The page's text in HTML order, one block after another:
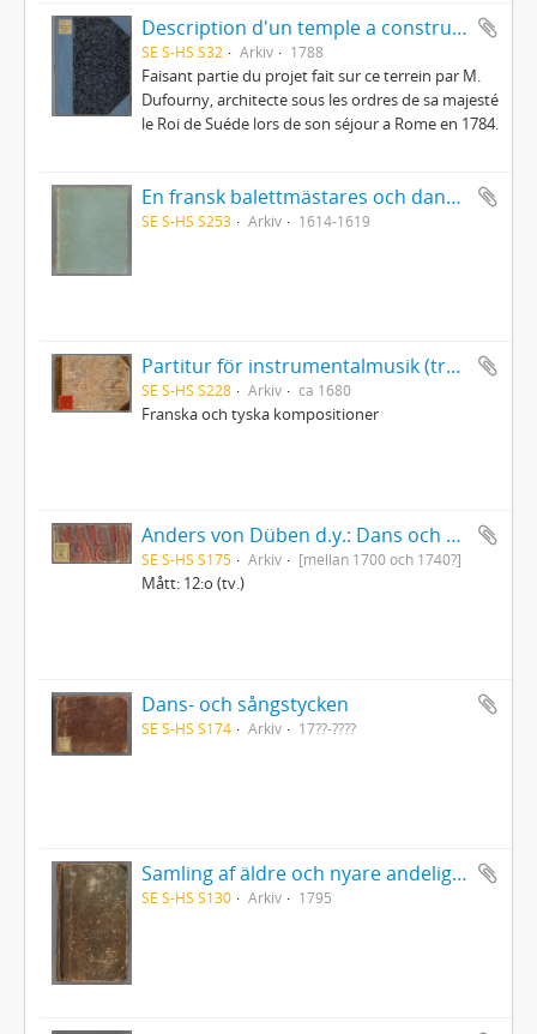
Description d'un temple a construire dans le Jardin d'Haga
SE S-HS S32 Arkiv 1788
Faisant partie du projet fait sur ce terrein par M.
Dufourny, architecte sous les ordres de sa majesté
le Roi de Suéde lors de son séjour a Rome en 1784.
En fransk balettmästares och danslärares i Bruxelles 1614-19 anteckningsbok
SE S-HS S253 Arkiv 1614-1619
Partitur för instrumentalmusik (trestämmig sättning) i tabulatur
SE S-HS S228 Arkiv ca 1680
Franska och tyska kompositioner
Anders von Düben d.y.: Dans och sångmelodier samt marscher etc., dels i gammal tabulatur, dels i fem-linjesystemets notskrift
SE S-HS S175 Arkiv [mellan 1700 och 1740?]
Mått: 12:o (tv.)
Dans- och sångstycken
SE S-HS S174 Arkiv 17??-????
Samling af äldre och nyare andeliga sånger och werser
SE S-HS S130 Arkiv 1795